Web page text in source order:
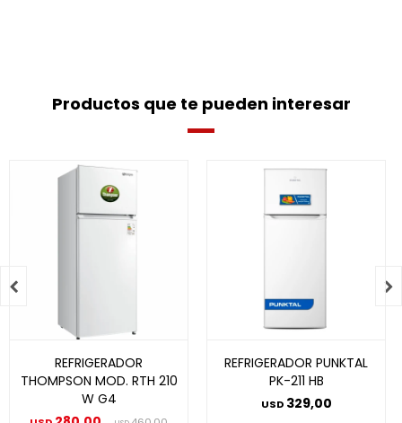
Productos que te pueden interesar
REFRIGERADOR
THOMPSON MOD. RTH 210
W G4
REFRIGERADOR PUNKTAL
PK-211 HB
USD 329,00
 